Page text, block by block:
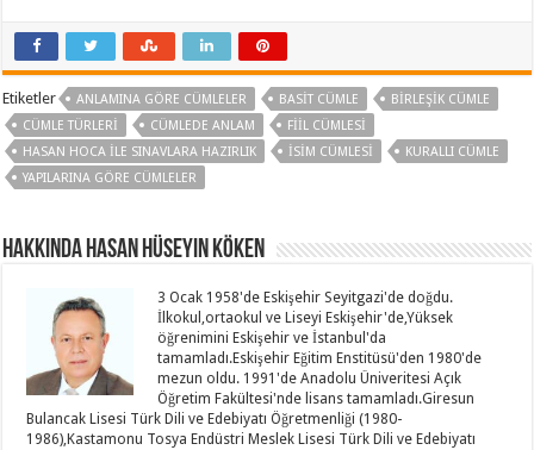
Etiketler ANLAMINA GÖRE CÜMLELER BASIT CÜMLE
BIRLEŞIK CÜMLE
CÜMLE TÜRLERI
CÜMLEDE ANLAM
FIIL CÜMLESI
HASAN HOCA ILE SINAVLARA HAZIRLIK
İSIM CÜMLESI
KURALLI CÜMLE
YAPILARINA GÖRE CÜMLELER
Hakkında Hasan Hüseyin KÖKEN
3 Ocak 1958'de Eskişehir Seyitgazi'de doğdu.
İlkokul,ortaokul ve Liseyi Eskişehir'de,Yüksek
öğrenimini Eskişehir ve İstanbul'da
tamamladı.Eskişehir Eğitim Enstitüsü'den 1980'de
mezun oldu. 1991'de Anadolu Üniveritesi Açık
Öğretim Fakültesi'nde lisans tamamladı.Giresun
Bulancak Lisesi Türk Dili ve Edebiyatı Öğretmenliği (1980-
1986),Kastamonu Tosya Endüstri Meslek Lisesi Türk Dili ve Edebiyatı